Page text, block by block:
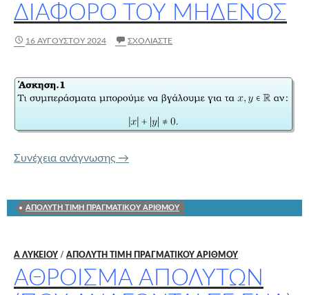
ΔΙΆΦΟΡΟ ΤΟΥ ΜΗΔΕΝΌΣ
16 ΑΥΓΟΎΣΤΟΥ 2024 ΣΧΟΛΙΆΣΤΕ
Συνέχεια ανάγνωσης Άθροισμα απολύτων διάφορο του
→
ΑΠΟΛΥΤΗ ΤΙΜΗ ΠΡΑΓΜΑΤΙΚΟΥ ΑΡΙΘΜΟΥ
Α ΛΥΚΕΊΟΥ / ΑΠΟΛΥΤΗ ΤΙΜΗ ΠΡΑΓΜΑΤΙΚΟΥ ΑΡΙΘΜΟΥ
ΆΘΡΟΙΣΜΑ ΑΠΟΛΎΤΩΝ